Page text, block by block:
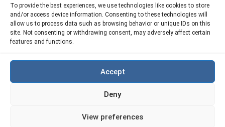
To provide the best experiences, we use technologies like cookies to store
and/or access device information. Consenting to these technologies will
allow us to process data such as browsing behavior or unique IDs on this
site. Not consenting or withdrawing consent, may adversely affect certain
features and functions.
Accept
Deny
View preferences
Your Tickets
免费eSIM流量计算器
我们的 API
eSIM5G 退款政策
使用条款
隐私政策
Site Map